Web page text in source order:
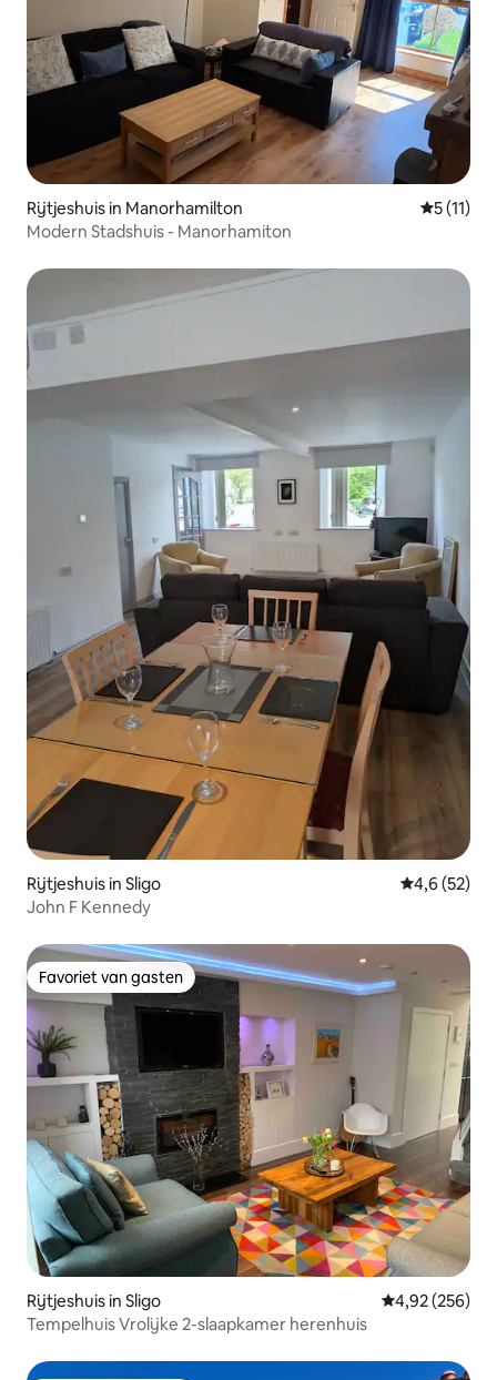
Rijtjeshuis in Manorhamilton
5 (11)
Modern Stadshuis - Manorhamiton
Rijtjeshuis in Sligo
4,6 (52)
John F Kennedy
Favoriet van gasten
Favoriet van gasten
Rijtjeshuis in Sligo Gemiddelde
4,92 (256)
Tempelhuis Vrolijke 2-slaapkamer herenhuis